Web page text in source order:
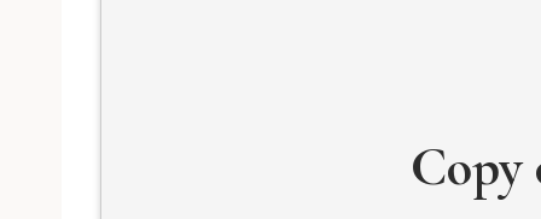
Copy